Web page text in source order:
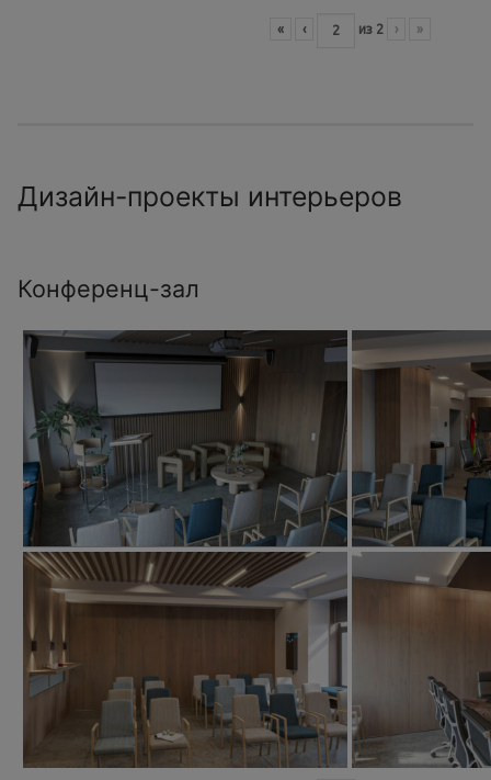
« ‹ из 2 › »
Дизайн-проекты интерьеров
Конференц-зал